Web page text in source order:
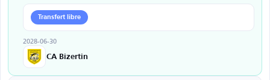
Transfert libre
2028-06-30
CA Bizertin